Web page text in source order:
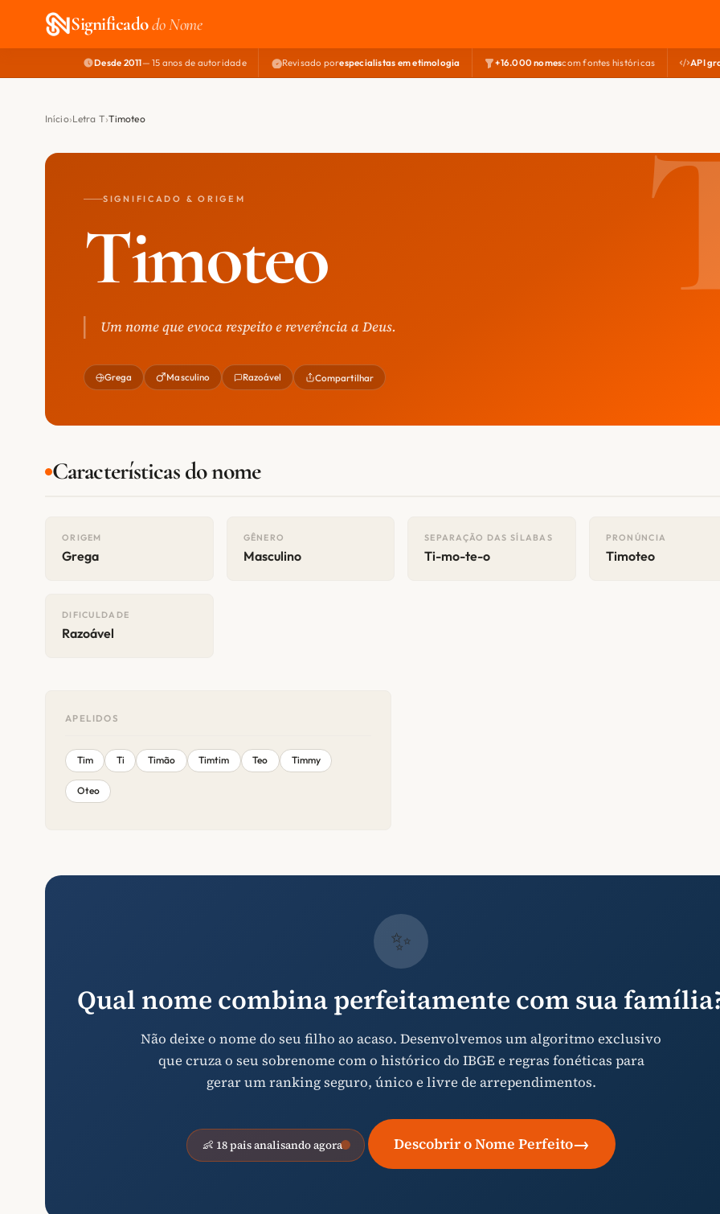
Significadodo Nome
Desde 2011— 15 anos de autoridade Revisado porespecialistas em etimologia +16.000 nomescom fontes históricas API
Início Letra T Timoteo
SIGNIFICADO & ORIGEM
Timoteo
Um nome que evoca respeito e reverência a Deus.
Grega Masculino Razoável Compartilhar
Características do nome
ORIGEM
Grega
GÊNERO
Masculino
SEPARAÇÃO DAS SÍLABAS
Ti-mo-te-o
PRONÚNCIA
Timoteo
DIFICULDADE
Razoável
APELIDOS
Tim Ti Timão Timtim Teo Timmy
Oteo
✨
Qual nome combina perfeitamente com sua
Não deixe o nome do seu filho ao acaso. Desenvolvemos um algoritmo exclusivo
que cruza o seu sobrenome com o histórico do IBGE e regras fonéticas para
gerar um ranking seguro, único e livre de arrependimentos.
👶 18 pais analisando agora Descobrir o Nome Perfeito→